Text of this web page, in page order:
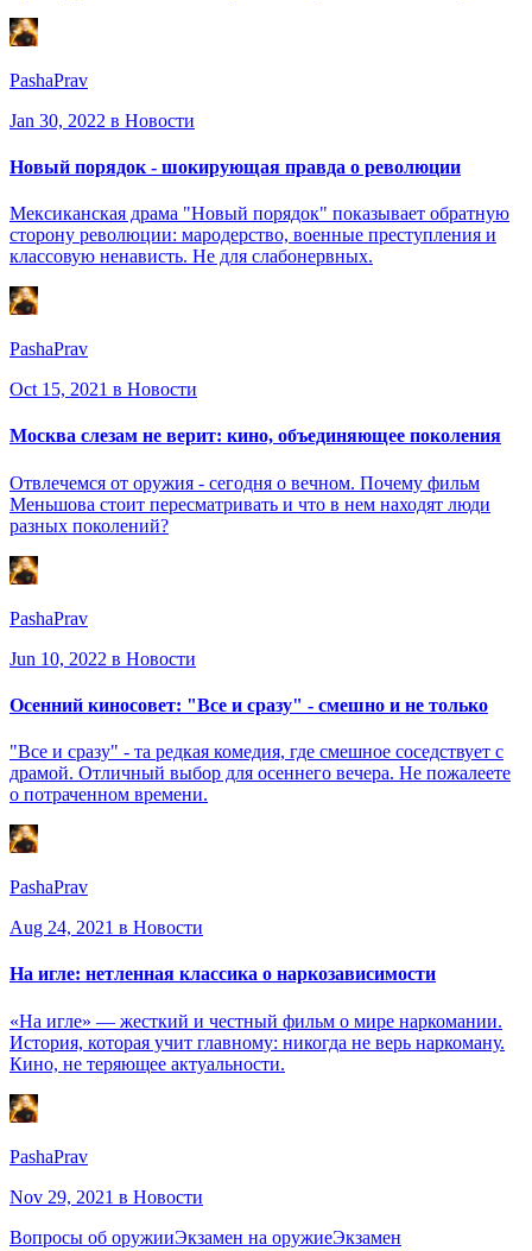
PashaPrav
Jan 30, 2022 в Новости
Новый порядок - шокирующая правда о революции
Мексиканская драма "Новый порядок" показывает обратную
сторону революции: мародерство, военные преступления и
классовую ненависть. Не для слабонервных.
PashaPrav
Oct 15, 2021 в Новости
Москва слезам не верит: кино, объединяющее поколения
Отвлечемся от оружия - сегодня о вечном. Почему фильм
Меньшова стоит пересматривать и что в нем находят люди
разных поколений?
PashaPrav
Jun 10, 2022 в Новости
Осенний киносовет: "Все и сразу" - смешно и не только
"Все и сразу" - та редкая комедия, где смешное соседствует с
драмой. Отличный выбор для осеннего вечера. Не пожалеете
о потраченном времени.
PashaPrav
Aug 24, 2021 в Новости
На игле: нетленная классика о наркозависимости
«На игле» — жесткий и честный фильм о мире наркомании.
История, которая учит главному: никогда не верь наркоману.
Кино, не теряющее актуальности.
PashaPrav
Nov 29, 2021 в Новости
Вопросы об оружииЭкзамен на оружиеЭкзамен